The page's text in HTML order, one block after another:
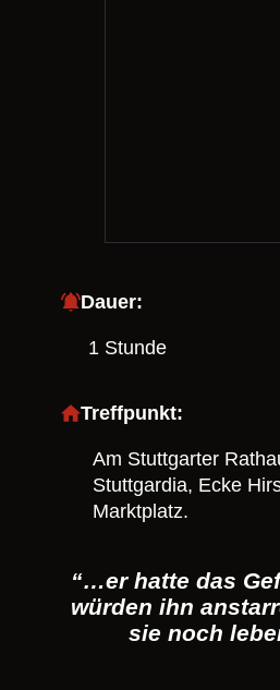
Dauer:
1 Stunde
Treffpunkt:
Am Stuttgarter
Stuttgardia, Ecke
Marktplatz.
“…er hatte das
würden ihn
sie noch